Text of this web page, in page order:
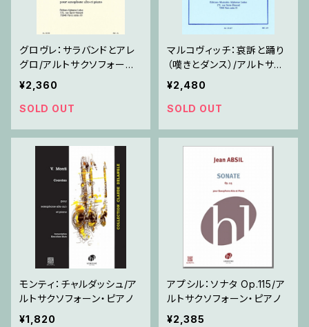
グロヴレ：サラバンドとアレ
グロ/アルトサクソフォーン・
ピアノ
¥2,360
SOLD OUT
マルコヴィッチ：哀訴と踊り
（嘆きとダンス）/アルトサク
ソフォーン・ピアノ
¥2,480
SOLD OUT
モンティ：チャルダッシュ/ア
ルトサクソフォーン・ピアノ
¥1,820
アプシル：ソナタ Op.115/ア
ルトサクソフォーン・ピアノ
¥2,385